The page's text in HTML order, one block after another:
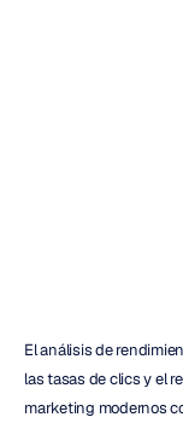
El análisis de
las tasas de clics y el
marketing modernos